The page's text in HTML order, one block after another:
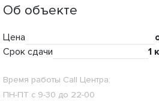
Об объекте
Цена
Срок сдачи
1
Время работы Call Центра:
ПН-ПТ с 9-30 до 22-00